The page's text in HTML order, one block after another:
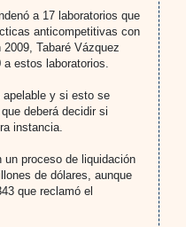
a 17 laboratorios que
anticompetitivas con
Tabaré Vázquez
a estos laboratorios.
apelable y si esto se
deberá decidir si
instancia.
un proceso de liquidación
de dólares, aunque
que reclamó el